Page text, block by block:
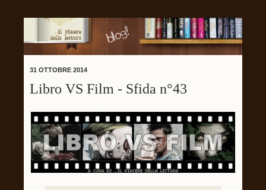
31 OTTOBRE 2014
Libro VS Film - Sfida n°43